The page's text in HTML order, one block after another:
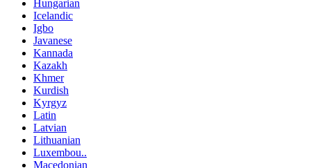
Hungarian
Icelandic
Igbo
Javanese
Kannada
Kazakh
Khmer
Kurdish
Kyrgyz
Latin
Latvian
Lithuanian
Luxembou..
Macedonian